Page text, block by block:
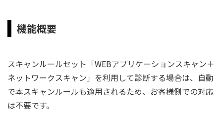
機能概要
スキャンルールセット「WEBアプリケーションスキャン＋
ネットワークスキャン」を利用して診断する場合は、自動
で本スキャンルールも適用されるため、お客様側での対応
は不要です。